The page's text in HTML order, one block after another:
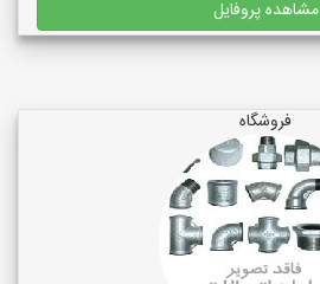
مشاهده پروفایل
فروشگاه